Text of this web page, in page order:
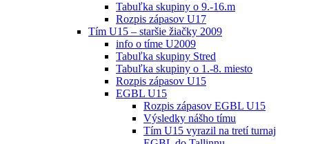
Tabuľka skupiny o 9.-16.m
Rozpis zápasov U17
Tím U15 – staršie žiačky 2009
info o tíme U2009
Tabuľka skupiny Stred
Tabuľka skupiny o 1.-8. miesto
Rozpis zápasov U15
EGBL U15
Rozpis zápasov EGBL U15
Výsledky nášho tímu
Tím U15 vyrazil na tretí turnaj